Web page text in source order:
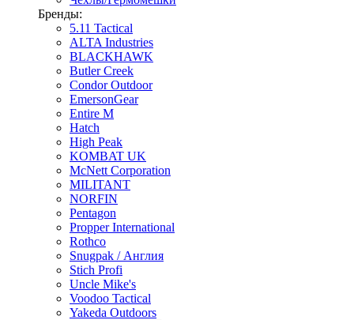
Бренды:
5.11 Tactical
ALTA Industries
BLACKHAWK
Butler Creek
Condor Outdoor
EmersonGear
Entire M
Hatch
High Peak
KOMBAT UK
McNett Corporation
MILITANT
NORFIN
Pentagon
Propper International
Rothco
Snugpak / Англия
Stich Profi
Uncle Mike's
Voodoo Tactical
Yakeda Outdoors